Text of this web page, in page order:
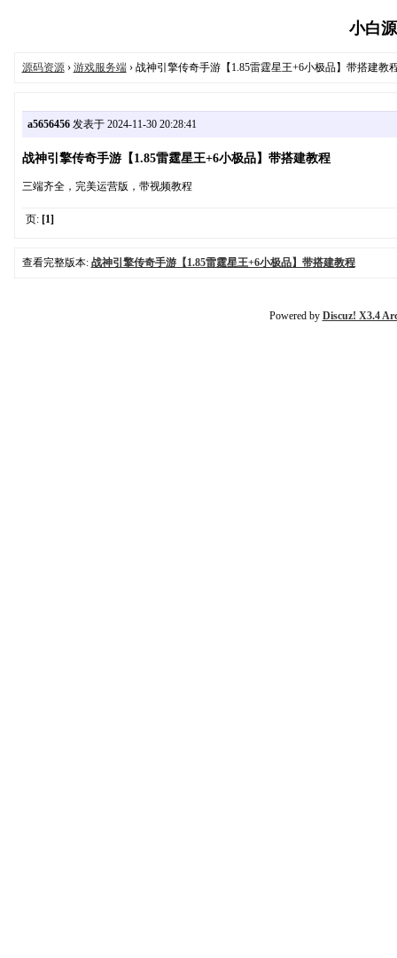
小白
源码资源› 游戏服务端› 战神引擎传奇手游【1.85雷霆星王+6小极品】带搭建教
a5656456发表于 2024-11-30 20:28:41
战神引擎传奇手游【1.85雷霆星王+6小极品】带搭建教程
三端齐全，完美运营版，带视频教程
页: [1]
查看完整版本: 战神引擎传奇手游【1.85雷霆星王+6小极品】带搭建教程
Powered by Discuz! X3.4